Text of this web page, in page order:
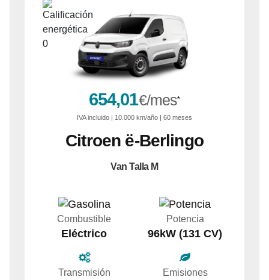
654,01€/mes*
IVA incluido | 10.000 km/año | 60 meses
Citroen ë-Berlingo
Van Talla M
Combustible
Eléctrico
Potencia
96kW (131 CV)
Transmisión Emisiones